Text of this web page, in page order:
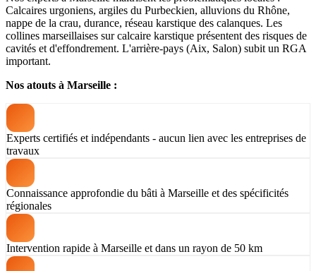
Calcaires urgoniens, argiles du Purbeckien, alluvions du Rhône,
nappe de la crau, durance, réseau karstique des calanques. Les
collines marseillaises sur calcaire karstique présentent des risques de
cavités et d'effondrement. L'arrière-pays (Aix, Salon) subit un RGA
important.
Nos atouts à Marseille :
Experts certifiés et indépendants - aucun lien avec les entreprises de
travaux
Connaissance approfondie du bâti à Marseille et des spécificités
régionales
Intervention rapide à Marseille et dans un rayon de 50 km